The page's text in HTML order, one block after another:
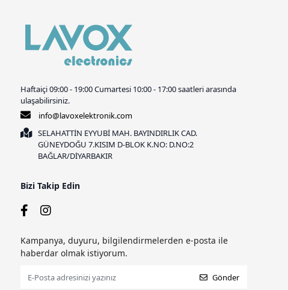
Haftaiçi 09:00 - 19:00 Cumartesi 10:00 - 17:00 saatleri arasında
ulaşabilirsiniz.
info@lavoxelektronik.com
SELAHATTİN EYYUBİ MAH. BAYINDIRLIK CAD.
GÜNEYDOĞU 7.KISIM D-BLOK K.NO: D.NO:2
BAĞLAR/DİYARBAKIR
Bizi Takip Edin
Kampanya, duyuru, bilgilendirmelerden e-posta ile
haberdar olmak istiyorum.
Gönder